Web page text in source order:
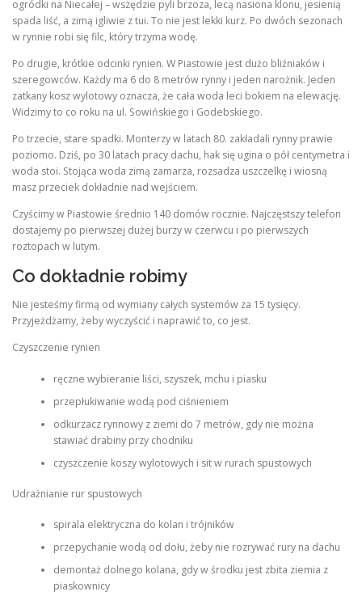
ogródki na Niecałej – wszędzie pyli brzoza, lecą nasiona klonu, jesienią
spada liść, a zimą igliwie z tui. To nie jest lekki kurz. Po dwóch sezonach
w rynnie robi się filc, który trzyma wodę.
Po drugie, krótkie odcinki rynien. W Piastowie jest dużo bliźniaków i
szeregowców. Każdy ma 6 do 8 metrów rynny i jeden narożnik. Jeden
zatkany kosz wylotowy oznacza, że cała woda leci bokiem na elewację.
Widzimy to co roku na ul. Sowińskiego i Godebskiego.
Po trzecie, stare spadki. Monterzy w latach 80. zakładali rynny prawie
poziomo. Dziś, po 30 latach pracy dachu, hak się ugina o pół centymetra i
woda stoi. Stojąca woda zimą zamarza, rozsadza uszczelkę i wiosną
masz przeciek dokładnie nad wejściem.
Czyścimy w Piastowie średnio 140 domów rocznie. Najczęstszy telefon
dostajemy po pierwszej dużej burzy w czerwcu i po pierwszych
roztopach w lutym.
Co dokładnie robimy
Nie jesteśmy firmą od wymiany całych systemów za 15 tysięcy.
Przyjeżdżamy, żeby wyczyścić i naprawić to, co jest.
Czyszczenie rynien
ręczne wybieranie liści, szyszek, mchu i piasku
przepłukiwanie wodą pod ciśnieniem
odkurzacz rynnowy z ziemi do 7 metrów, gdy nie można
stawiać drabiny przy chodniku
czyszczenie koszy wylotowych i sit w rurach spustowych
Udrażnianie rur spustowych
spirala elektryczna do kolan i trójników
przepychanie wodą od dołu, żeby nie rozrywać rury na dachu
demontaż dolnego kolana, gdy w środku jest zbita ziemia z
piaskownicy